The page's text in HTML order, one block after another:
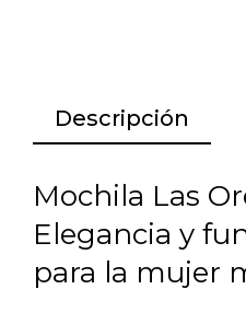
Descripción
Mochila Las
Elegancia y
para la mujer